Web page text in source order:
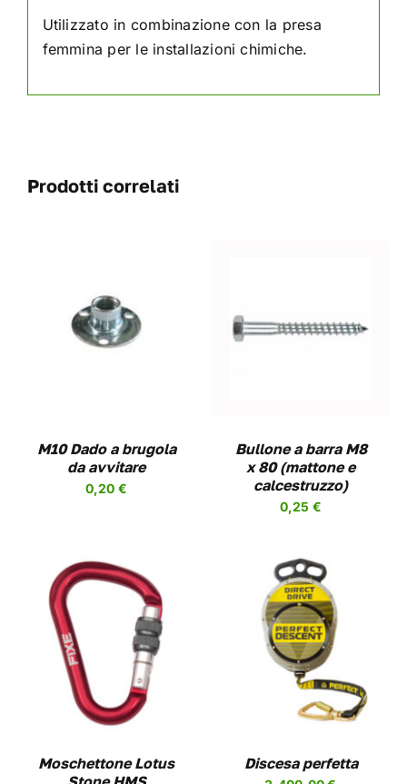
Utilizzato in combinazione con la presa
femmina per le installazioni chimiche.
Prodotti correlati
M10 Dado a brugola
da avvitare
0,20 €
AGGIUNGI AL
CARRELLO
DETAILS
Bullone a barra M8
x 80 (mattone e
calcestruzzo)
0,25 €
Moschettone Lotus
SCEGLI
QUESTO
PRODOTTO
HA
PIÙ
VARIANTI.
OPZIONI
POSSONO
DETAILS
Discesa perfetta